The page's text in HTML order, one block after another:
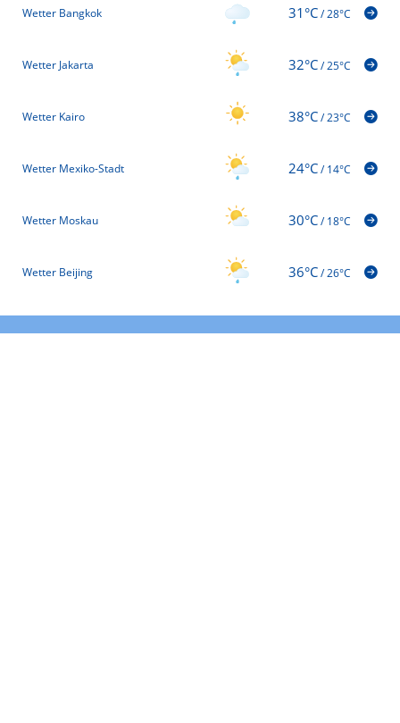
Wetter Bangkok 31°C/28°C
Wetter Jakarta 32°C/25°C
Wetter Kairo 38°C/23°C
Wetter Mexiko-Stadt 24°C/14°C
Wetter Moskau 30°C/18°C
Wetter Beijing 36°C/26°C